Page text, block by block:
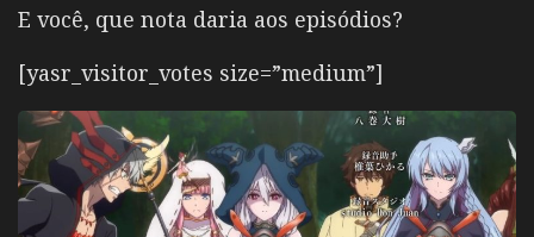
E você, que nota daria aos episódios?
[yasr_visitor_votes size=”medium”]